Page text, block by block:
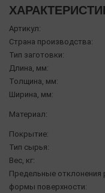
Артикул:
Страна производства:
Тип заготовки:
Длина, мм:
Толщина, мм:
Ширина, мм:
Материал:
Покрытие:
Тип сырья:
Вес, кг:
Предельные отклонения
формы поверхности: